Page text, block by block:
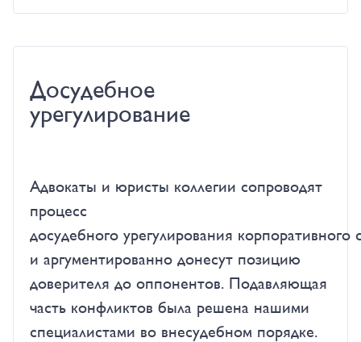
Досудебное
урегулирование
Адвокаты и юристы коллегии сопроводят
процесс
досудебного урегулирования корпоративного
и аргументированно донесут позицию
доверителя до оппонентов. Подавляющая
часть конфликтов была решена нашими
специалистами во внесудебном порядке.